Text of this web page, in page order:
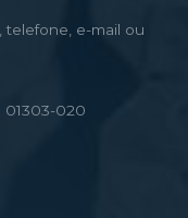
telefone, e-mail ou
01303-020